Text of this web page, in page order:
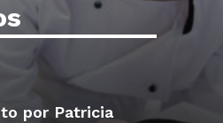
por Patricia